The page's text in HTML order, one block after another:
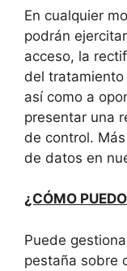
En cualquier
podrán
acceso, la
del
así como a
presentar una
de control.
de datos en
¿CÓMO
Puede
pestaña sobre